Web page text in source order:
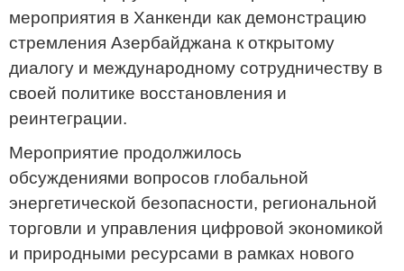
мероприятия в Ханкенди как демонстрацию
стремления Азербайджана к открытому
диалогу и международному сотрудничеству в
своей политике восстановления и
реинтеграции.
Мероприятие продолжилось
обсуждениями вопросов глобальной
энергетической безопасности, региональной
торговли и управления цифровой экономикой
и природными ресурсами в рамках нового